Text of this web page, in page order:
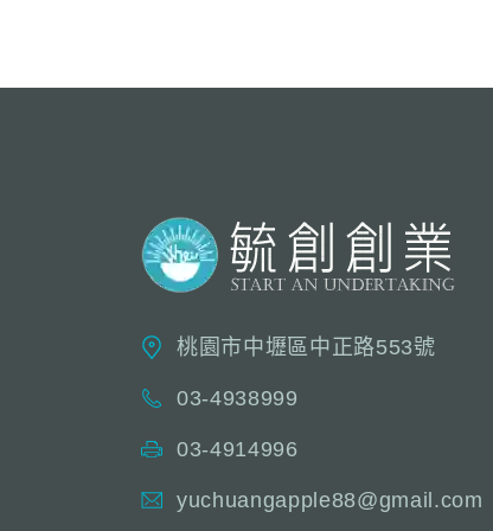
桃園市中壢區中正路553號
03-4938999
03-4914996
yuchuangapple88@gmail.com